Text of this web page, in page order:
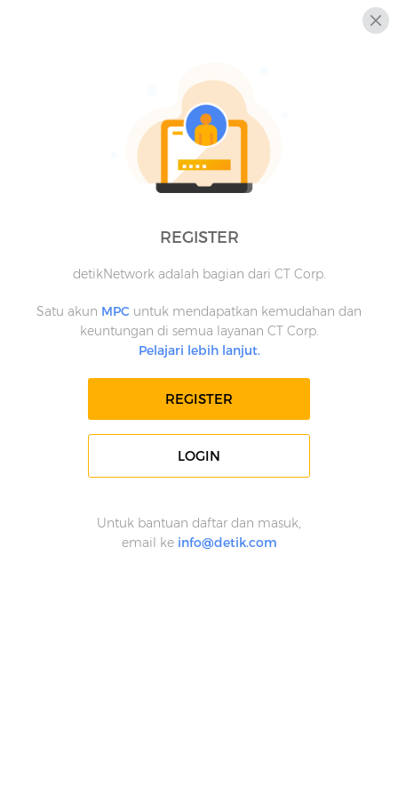
REGISTER
detikNetwork adalah bagian dari CT Corp.
Satu akun MPC untuk mendapatkan kemudahan dan
keuntungan di semua layanan CT Corp.
Pelajari lebih lanjut.
REGISTER
LOGIN
Untuk bantuan daftar dan masuk,
email ke info@detik.com